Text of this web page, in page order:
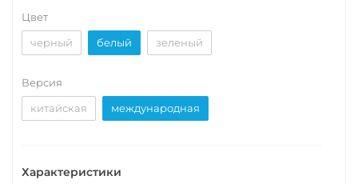
Цвет
черный
белый зеленый
Версия
китайская
международная
Характеристики